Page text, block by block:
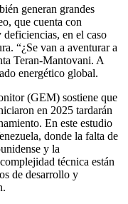
generan grandes
que cuenta con
en el caso
“¿Se van a aventurar a
Teran-Mantovani. A
energético global.
(GEM) sostiene que
en 2025 tardarán
En este estudio
donde la falta de
y la
técnica están
de desarrollo y